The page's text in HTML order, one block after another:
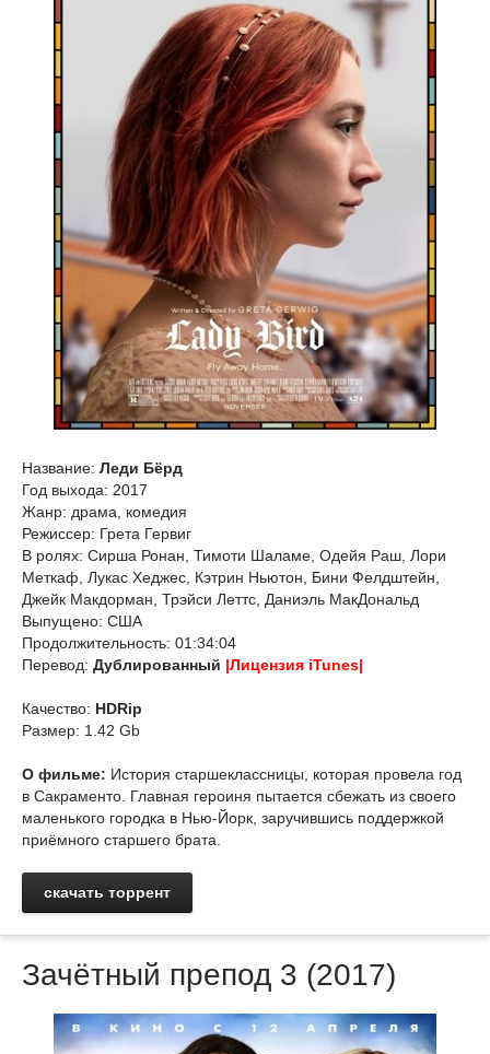
Название: Леди Бёрд
Год выхода: 2017
Жанр: драма, комедия
Режиссер: Грета Гервиг
В ролях: Сирша Ронан, Тимоти Шаламе, Одейя Раш, Лори
Меткаф, Лукас Хеджес, Кэтрин Ньютон, Бини Фелдштейн,
Джейк Макдорман, Трэйси Леттс, Даниэль МакДональд
Выпущено: США
Продолжительность: 01:34:04
Перевод: Дублированный |Лицензия iTunes|
Качество: HDRip
Размер: 1.42 Gb
О фильме: История старшеклассницы, которая провела год
в Сакраменто. Главная героиня пытается сбежать из своего
маленького городка в Нью-Йорк, заручившись поддержкой
приёмного старшего брата.
скачать торрент
Зачётный препод 3 (2017)